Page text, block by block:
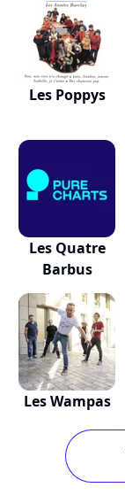
Les Poppys
Les Quatre
Barbus
Les Wampas